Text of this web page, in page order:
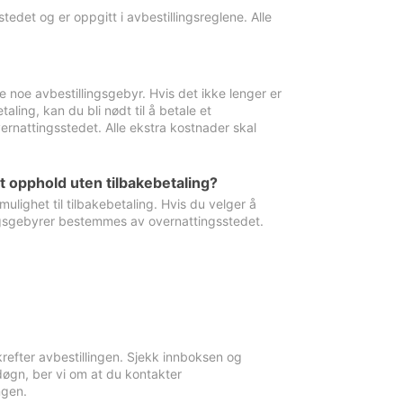
og er oppgitt i avbestillingsreglene. Alle
avbestillingsgebyr. Hvis det ikke lenger er
kan du bli nødt til å betale et
Alle ekstra kostnader skal
opphold uten tilbakebetaling?
til tilbakebetaling. Hvis du velger å
bestemmes av overnattingsstedet.
avbestillingen. Sjekk innboksen og
ber vi om at du kontakter